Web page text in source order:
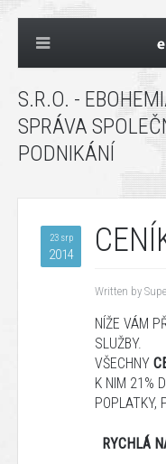
S.R.O. -
SPRÁVA
PODNIKÁNÍ
23 srp
2014
Written by
NÍŽE VÁM
SLUŽBY.
VŠECHNY
K NIM 21%
POPLATKY,
RYCHLÁ